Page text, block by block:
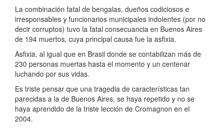
La combinación fatal de bengalas, dueños codiciosos e
irresponsables y funcionarios municipales indolentes (por no
decir corruptos) tuvo la fatal consecuancia en Buenos Aires
de 194 muertos, cuya principal causa fue la asfixia.
Asfixia, al igual que en Brasil donde se contabilizan más de
230 personas muertas hasta el momento y un centenar
luchando por sus vidas.
Es triste pensar que una tragedia de características tan
parecidas a la de Buenos Aires, se haya repetido y no se
haya aprendido de la triste lección de Cromagnon en el
2004.